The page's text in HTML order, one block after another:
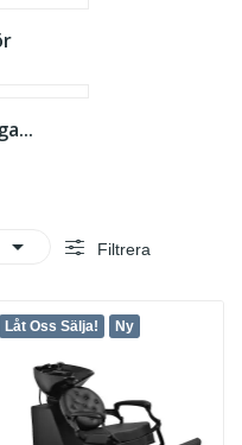
 Filtrera
Låt Oss Sälja! Ny